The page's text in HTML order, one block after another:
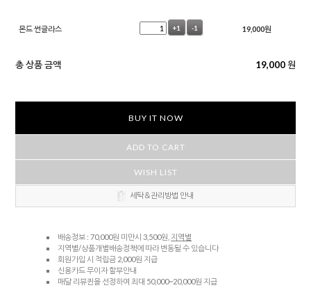
몬드 썬글라스 +1 -1 19,000원
총 상품 금액 19,000 원
BUY IT NOW
ADD TO CART
WISH LIST
세탁＆관리방법 안내
배송정보 : 70,000원 미만시 3,500원, 지역별
지역별/상품개별배송정책에 따라 변동될 수 있습니다
회원가입 시 적립금 2,000원 지급
신용카드 무이자 할부안내
매달 리뷰퀸을 선정하여 최대 50,000~20,000원 지급